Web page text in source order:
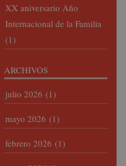
XX aniversario Año
Internacional de la Familia
(1)
ARCHIVOS
julio 2026 (1)
mayo 2026 (1)
febrero 2026 (1)